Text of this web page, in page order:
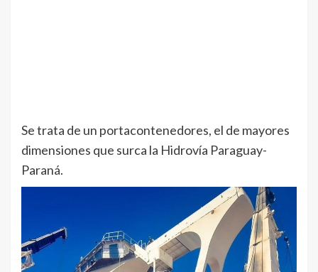
Se trata de un portacontenedores, el de mayores
dimensiones que surca la Hidrovía Paraguay-
Paraná.